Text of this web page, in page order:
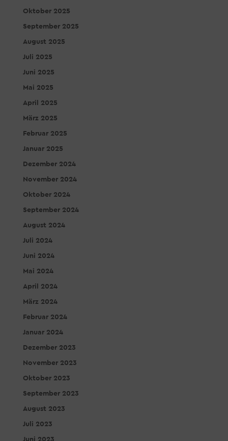
Oktober 2025
September 2025
August 2025
Juli 2025
Juni 2025
Mai 2025
April 2025
März 2025
Februar 2025
Januar 2025
Dezember 2024
November 2024
Oktober 2024
September 2024
August 2024
Juli 2024
Juni 2024
Mai 2024
April 2024
März 2024
Februar 2024
Januar 2024
Dezember 2023
November 2023
Oktober 2023
September 2023
August 2023
Juli 2023
Juni 2023